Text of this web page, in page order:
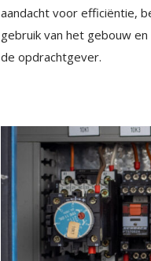
aandacht voor efficiëntie,
gebruik van het gebouw
de opdrachtgever.